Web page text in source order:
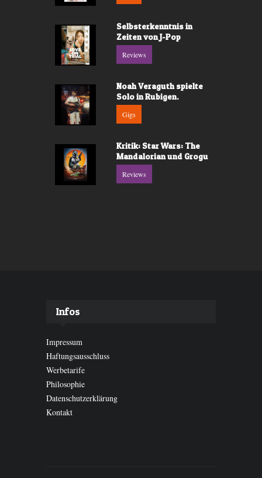
Selbsterkenntnis in
Zeiten von J-Pop
Reviews
Noah Veraguth spielte
Solo in Rubigen.
Gigs
Kritik: Star Wars: The
Mandalorian und Grogu
Reviews
Infos
Impressum
Haftungsausschluss
Werbetarife
Philosophie
Datenschutzerklärung
Kontakt